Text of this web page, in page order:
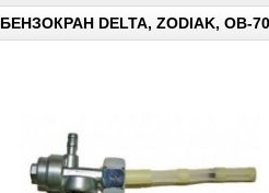
БЕНЗОКРАН DELTA, ZODIAK, ОВ-70